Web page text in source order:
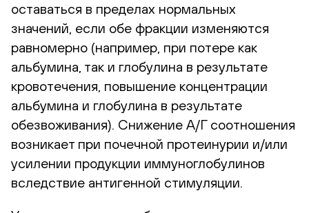
оставаться в пределах нормальных
значений, если обе фракции изменяются
равномерно (например, при потере как
альбумина, так и глобулина в результате
кровотечения, повышение концентрации
альбумина и глобулина в результате
обезвоживания). Снижение А/Г соотношения
возникает при почечной протеинурии и/или
усилении продукции иммуноглобулинов
вследствие антигенной стимуляции.